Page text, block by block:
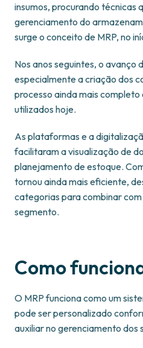
insumos, procurando técnicas
gerenciamento do
surge o conceito de MRP, no
Nos anos seguintes, o avanço
especialmente a criação dos
processo ainda mais
utilizados hoje.
As plataformas e a
facilitaram a visualização de
planejamento de estoque.
tornou ainda mais eficiente,
categorias para combinar
segmento.
Como
O MRP funciona como um
pode ser personalizado
auxiliar no gerenciamento dos